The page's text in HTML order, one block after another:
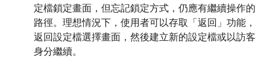
定檔鎖定畫面，但忘記鎖定方式，仍應有繼續操作的
路徑。理想情況下，使用者可以存取「返回」功能，
返回設定檔選擇畫面，然後建立新的設定檔或以訪客
身分繼續。